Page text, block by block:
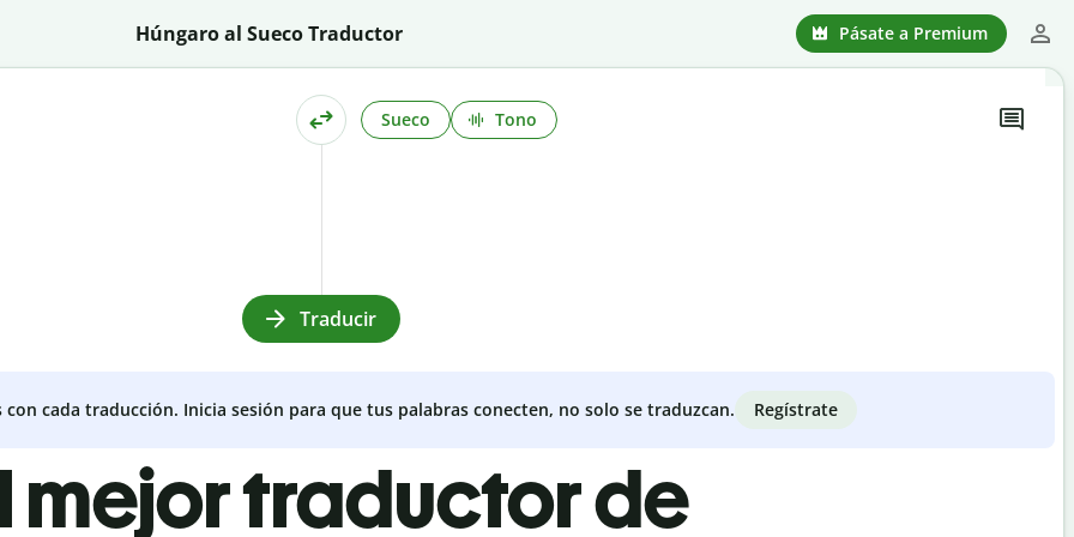
Húngaro al Sueco Traductor Pásate a Premium
Sueco Tono
Traducir
con cada traducción. Inicia sesión para que tus palabras conecten, no solo se traduzcan. Regístrate
mejor traductor de